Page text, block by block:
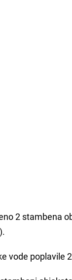
2 stambena
vode poplavile